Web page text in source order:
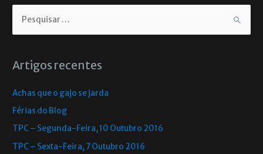
Artigos recentes
Achas que o gajo se jarda
Férias do Blog
TPC – Segunda-Feira, 10 Outubro 2016
TPC – Sexta-Feira, 7 Outubro 2016